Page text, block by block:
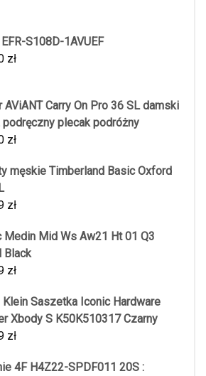
S108D-1AVUEF
zł
AViANT Carry On Pro 36 SL damski
podręczny plecak podróżny
zł
męskie Timberland Basic Oxford
zł
Medin Mid Ws Aw21 Ht 01 Q3
Black
zł
Klein Saszetka Iconic Hardware
Xbody S K50K510317 Czarny
zł
4F H4Z22-SPDF011 20S :